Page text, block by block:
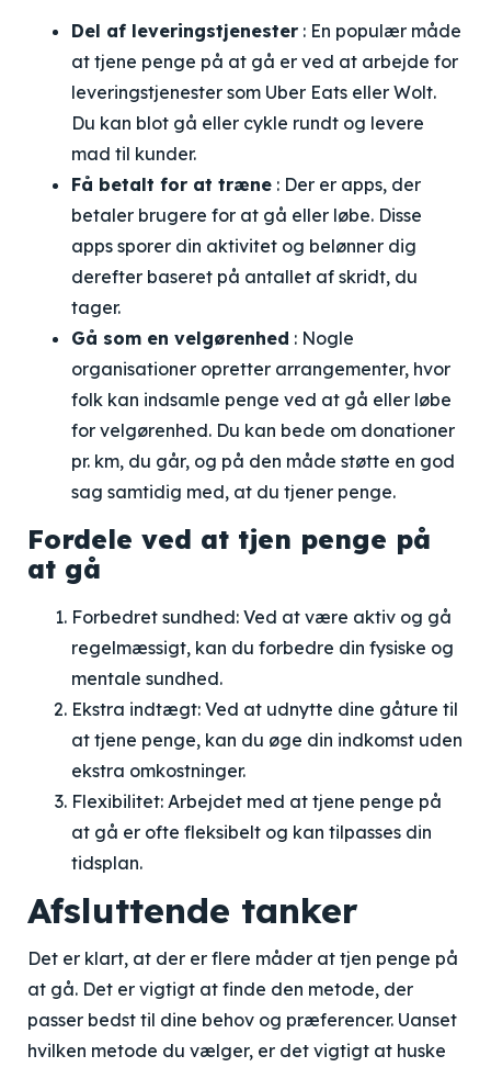
Del af leveringstjenester : En populær måde
at tjene penge på at gå er ved at arbejde for
leveringstjenester som Uber Eats eller Wolt.
Du kan blot gå eller cykle rundt og levere
mad til kunder.
Få betalt for at træne : Der er apps, der
betaler brugere for at gå eller løbe. Disse
apps sporer din aktivitet og belønner dig
derefter baseret på antallet af skridt, du
tager.
Gå som en velgørenhed : Nogle
organisationer opretter arrangementer, hvor
folk kan indsamle penge ved at gå eller løbe
for velgørenhed. Du kan bede om donationer
pr. km, du går, og på den måde støtte en god
sag samtidig med, at du tjener penge.
Fordele ved at tjen penge på
at gå
Forbedret sundhed: Ved at være aktiv og gå
regelmæssigt, kan du forbedre din fysiske og
mentale sundhed.
Ekstra indtægt: Ved at udnytte dine gåture til
at tjene penge, kan du øge din indkomst uden
ekstra omkostninger.
Flexibilitet: Arbejdet med at tjene penge på
at gå er ofte fleksibelt og kan tilpasses din
tidsplan.
Afsluttende tanker
Det er klart, at der er flere måder at tjen penge på
at gå. Det er vigtigt at finde den metode, der
passer bedst til dine behov og præferencer. Uanset
hvilken metode du vælger, er det vigtigt at huske